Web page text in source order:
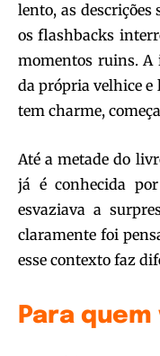
lento, as descrições
os flashbacks
momentos ruins. A
da própria velhice e
tem charme,
Até a metade do
já é conhecida
esvaziava a
claramente foi
esse contexto faz
Para